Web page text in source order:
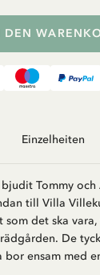
DEN
Einzelheiten
Tommy och
till Villa
som det ska
De
bor ensam med